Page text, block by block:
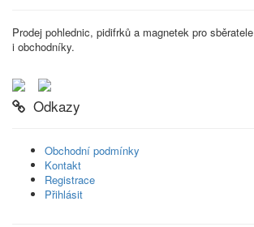
Prodej pohlednic, pidifrků a magnetek pro sběratele
i obchodníky.
Odkazy
Obchodní podmínky
Kontakt
Registrace
Přihlásit